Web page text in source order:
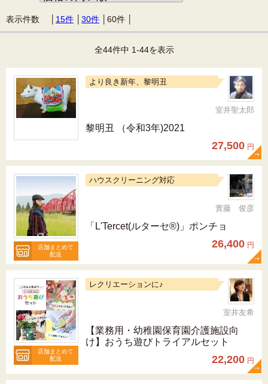
表示件数 │ 15件 30件 60件
全44件中 1-44を表示
より良き新年、黎明丑
室井聖太郎
黎明丑 （令和3年)2021
27,500 円
店舗まとめて
配送
ハウスクリーニング対応
實藤 俊彦
「L'Tercet(ルターセ®)」ポンチョ
26,400 円
店舗まとめて
配送
レクリエーションに♪
室井友希
【業務用・幼稚園保育園介護施設向
け】おうち遊びトライアルセット
22,200 円